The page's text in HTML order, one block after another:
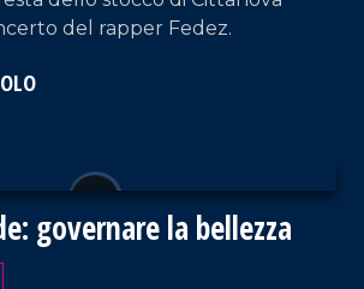
del rapper Fedez.
governare la bellezza